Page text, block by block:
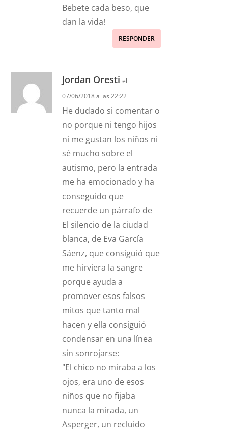
Bebete cada beso, que
dan la vida!
RESPONDER
Jordan Oresti el
07/06/2018 a las 22:22
He dudado si comentar o
no porque ni tengo hijos
ni me gustan los niños ni
sé mucho sobre el
autismo, pero la entrada
me ha emocionado y ha
conseguido que
recuerde un párrafo de
El silencio de la ciudad
blanca, de Eva García
Sáenz, que consiguió que
me hirviera la sangre
porque ayuda a
promover esos falsos
mitos que tanto mal
hacen y ella consiguió
condensar en una línea
sin sonrojarse:
"El chico no miraba a los
ojos, era uno de esos
niños que no fijaba
nunca la mirada, un
Asperger, un recluido